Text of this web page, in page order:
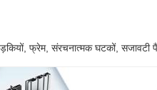
फ्रेम, संरचनात्मक घटकों,